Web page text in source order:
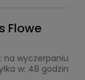
Flowe
na wyczerpaniu
w: 48 godzin